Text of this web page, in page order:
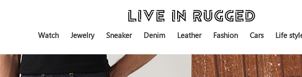
Watch Jewelry Sneaker Denim Leather Fashion Cars Life